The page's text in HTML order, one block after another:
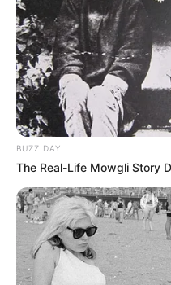
Prezidentin
olacaq? -
SON DƏQİQƏ
SON DƏQİQƏ!
xəbər:kütləvi
0 0
BUZZ DAY
The Real-Life Mowgli Story